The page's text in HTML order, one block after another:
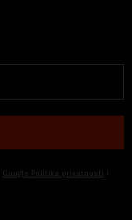
Google Politika privatnosti i